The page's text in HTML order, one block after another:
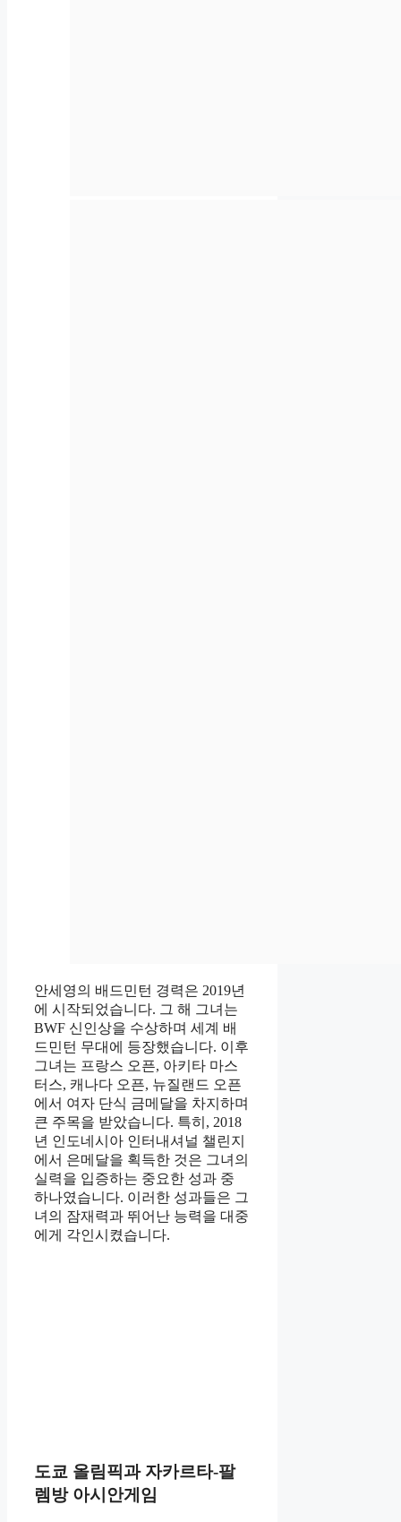
안세영의 배드민턴 경력은 2019년
에 시작되었습니다. 그 해 그녀는
BWF 신인상을 수상하며 세계 배
드민턴 무대에 등장했습니다. 이후
그녀는 프랑스 오픈, 아키타 마스
터스, 캐나다 오픈, 뉴질랜드 오픈
에서 여자 단식 금메달을 차지하며
큰 주목을 받았습니다. 특히, 2018
년 인도네시아 인터내셔널 챌린지
에서 은메달을 획득한 것은 그녀의
실력을 입증하는 중요한 성과 중
하나였습니다. 이러한 성과들은 그
녀의 잠재력과 뛰어난 능력을 대중
에게 각인시켰습니다.
도쿄 올림픽과 자카르타-팔
렘방 아시안게임